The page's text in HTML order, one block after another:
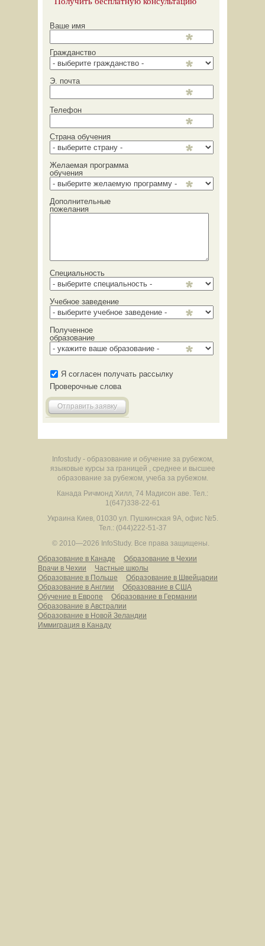
Ваше имя
Гражданство
Э. почта
Телефон
Страна обучения
Желаемая программа
обучения
Дополнительные
пожелания
Специальность
Учебное заведение
Полученное
образование
Я согласен получать рассылку
Проверочные слова
Отправить заявку
Infostudy - образование и обучение за рубежом,
языковые курсы за границей , среднее и высшее
образование за рубежом, учеба за рубежом.
Канада Ричмонд Хилл, 74 Мадисон аве. Тел.:
1(647)338-22-61
Украина Киев, 01030 ул. Пушкинская 9А, офис №5.
Тел.: (044)222-51-37
© 2010—2026 InfoStudy. Все права защищены.
Образование в Канаде
Образование в Чехии
Врачи в Чехии
Частные школы
Образование в Польше
Образование в Швейцарии
Образование в Англии
Образование в США
Обучение в Европе
Образование в Германии
Образование в Австралии
Образование в Новой Зеландии
Иммиграция в Канаду